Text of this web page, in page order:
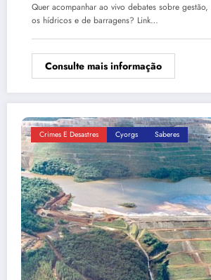
Quer acompanhar ao vivo debates sobre
os hídricos e de barragens? Link…
Consulte mais informação
Crimes E Desastres Cyorgs Saberes